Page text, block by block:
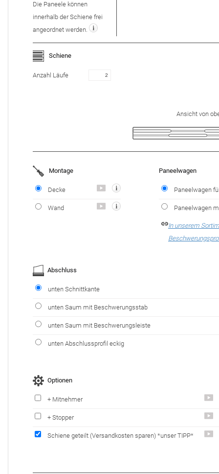
Die Paneele können
innerhalb der Schiene frei
angeordnet werden.
Schiene
Anzahl Läufe
Ansicht von
Montage
Decke
Wand
Paneelwagen
Paneelwagen
Paneelwagen
In unserem
Abschluss
unten Schnittkante
unten Saum mit Beschwerungsstab
unten Saum mit Beschwerungsleiste
unten Abschlussprofil eckig
Optionen
+ Mitnehmer
+ Stopper
Schiene geteilt (Versandkosten sparen) *unser TIPP*